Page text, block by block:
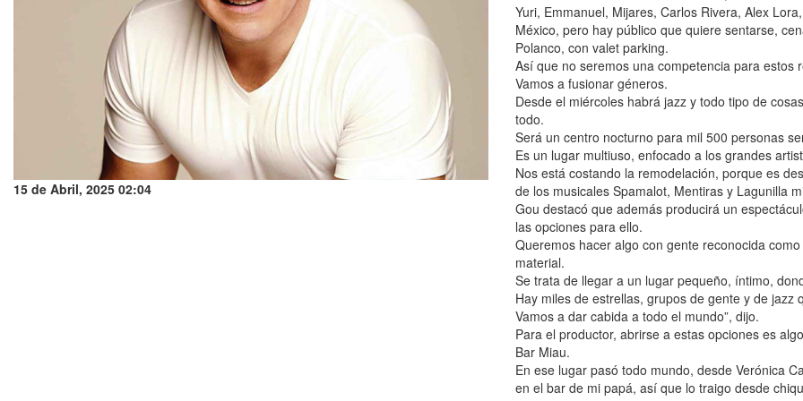
15 de Abril, 2025 02:04
Yuri, Emmanuel, Mijares, Carlos Rivera, Alex
México, pero hay público que quiere sentarse,
Polanco, con valet parking.
Así que no seremos una competencia para estos
Vamos a fusionar géneros.
Desde el miércoles habrá jazz y todo tipo de
todo.
Será un centro nocturno para mil 500 personas
Es un lugar multiuso, enfocado a los grandes
Nos está costando la remodelación, porque es
de los musicales Spamalot, Mentiras y Lagunilla
Gou destacó que además producirá un
las opciones para ello.
Queremos hacer algo con gente reconocida
material.
Se trata de llegar a un lugar pequeño, íntimo,
Hay miles de estrellas, grupos de gente y de jazz
Vamos a dar cabida a todo el mundo”, dijo.
Para el productor, abrirse a estas opciones es
Bar Miau.
En ese lugar pasó todo mundo, desde Verónica
en el bar de mi papá, así que lo traigo desde